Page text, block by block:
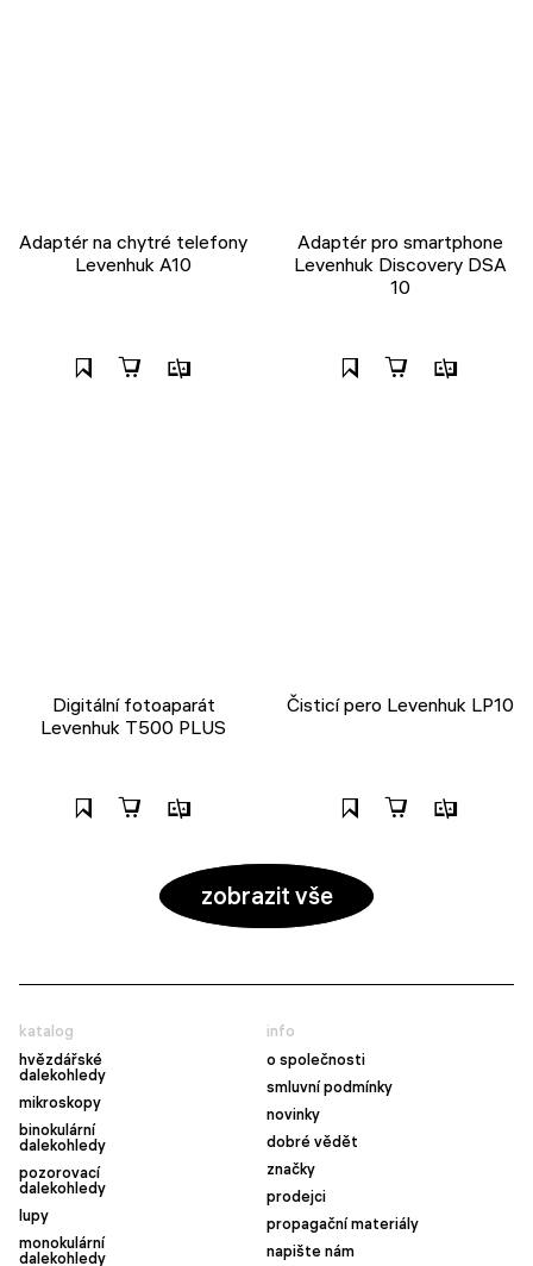
Adaptér na chytré telefony
Levenhuk A10
Adaptér pro smartphone
Levenhuk Discovery DSA
10
Digitální fotoaparát
Levenhuk T500 PLUS
Čisticí pero Levenhuk LP10
zobrazit vše
katalog
hvězdářské
dalekohledy
mikroskopy
binokulární
dalekohledy
pozorovací
dalekohledy
lupy
monokulární
dalekohledy
info
o společnosti
smluvní podmínky
novinky
dobré vědět
značky
prodejci
propagační materiály
napište nám